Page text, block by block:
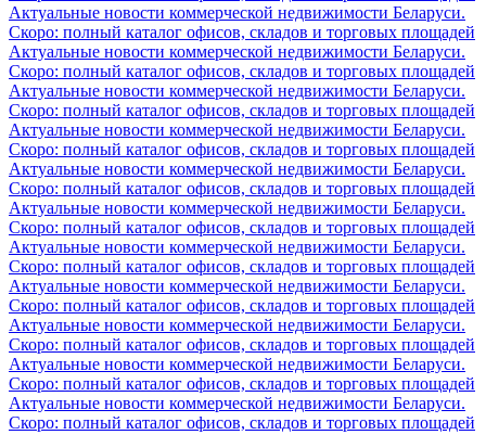
Актуальные новости коммерческой недвижимости Беларуси.
Скоро: полный каталог офисов, складов и торговых площадей
Актуальные новости коммерческой недвижимости Беларуси.
Скоро: полный каталог офисов, складов и торговых площадей
Актуальные новости коммерческой недвижимости Беларуси.
Скоро: полный каталог офисов, складов и торговых площадей
Актуальные новости коммерческой недвижимости Беларуси.
Скоро: полный каталог офисов, складов и торговых площадей
Актуальные новости коммерческой недвижимости Беларуси.
Скоро: полный каталог офисов, складов и торговых площадей
Актуальные новости коммерческой недвижимости Беларуси.
Скоро: полный каталог офисов, складов и торговых площадей
Актуальные новости коммерческой недвижимости Беларуси.
Скоро: полный каталог офисов, складов и торговых площадей
Актуальные новости коммерческой недвижимости Беларуси.
Скоро: полный каталог офисов, складов и торговых площадей
Актуальные новости коммерческой недвижимости Беларуси.
Скоро: полный каталог офисов, складов и торговых площадей
Актуальные новости коммерческой недвижимости Беларуси.
Скоро: полный каталог офисов, складов и торговых площадей
Актуальные новости коммерческой недвижимости Беларуси.
Скоро: полный каталог офисов, складов и торговых площадей